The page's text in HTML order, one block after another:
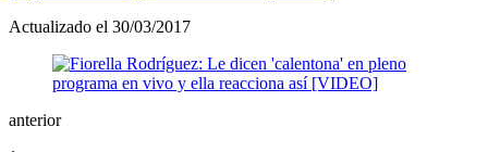
Actualizado el 30/03/2017
anterior